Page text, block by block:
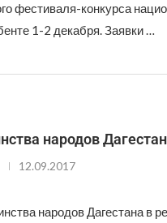
фестиваля-конкурса
1-2 декабря. Заявки …
народов
12.09.2017
народов Дагестана в